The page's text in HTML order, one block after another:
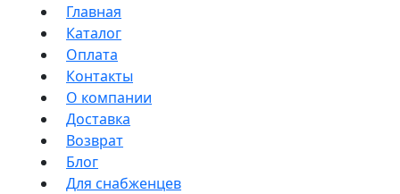
Главная
Каталог
Оплата
Контакты
О компании
Доставка
Возврат
Блог
Для снабженцев